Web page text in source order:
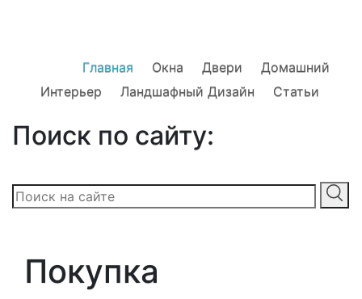
Главная Окна Двери
Домашний
Интерьер
Ландшафный Дизайн Статьи
Поиск по сайту:
Покупка